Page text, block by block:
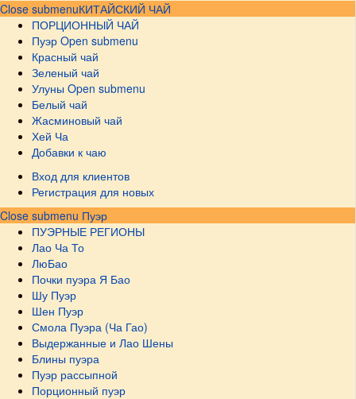
Close submenuКИТАЙСКИЙ ЧАЙ
ПОРЦИОННЫЙ ЧАЙ
Пуэр Open submenu
Красный чай
Зеленый чай
Улуны Open submenu
Белый чай
Жасминовый чай
Хей Ча
Добавки к чаю
Вход для клиентов
Регистрация для новых
Close submenu Пуэр
ПУЭРНЫЕ РЕГИОНЫ
Лао Ча То
ЛюБао
Почки пуэра Я Бао
Шу Пуэр
Шен Пуэр
Смола Пуэра (Ча Гао)
Выдержанные и Лао Шены
Блины пуэра
Пуэр рассыпной
Порционный пуэр